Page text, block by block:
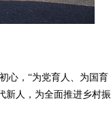
心，“为党育人、为国育
新人，为全面推进乡村振